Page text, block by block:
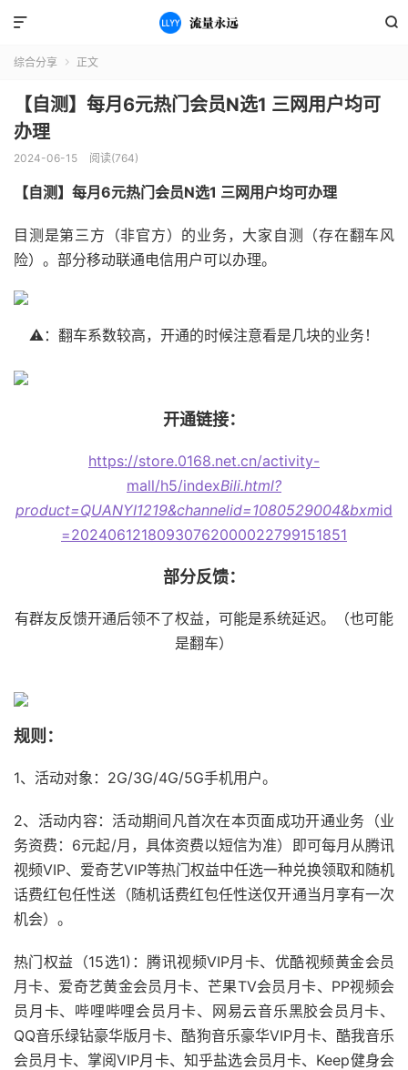


综合分享  正文
【自测】每月6元热门会员N选1 三网用户均可
办理
2024-06-15 阅读(764)
【自测】每月6元热门会员N选1 三网用户均可办理
目测是第三方（非官方）的业务，大家自测（存在翻车风
险）。部分移动联通电信用户可以办理。
⚠️：翻车系数较高，开通的时候注意看是几块的业务！
开通链接：
https://store.0168.net.cn/activity-
mall/h5/indexBili.html?
product=QUANYI1219&channelid=1080529004&bxmid
=20240612180930762000022799151851
部分反馈：
有群友反馈开通后领不了权益，可能是系统延迟。（也可能
是翻车）
规则：
1、活动对象：2G/3G/4G/5G手机用户。
2、活动内容：活动期间凡首次在本页面成功开通业务（业
务资费：6元起/月，具体资费以短信为准）即可每月从腾讯
视频VIP、爱奇艺VIP等热门权益中任选一种兑换领取和随机
话费红包任性送（随机话费红包任性送仅开通当月享有一次
机会）。
热门权益（15选1)：腾讯视频VIP月卡、优酷视频黄金会员
月卡、爱奇艺黄金会员月卡、芒果TV会员月卡、PP视频会
员月卡、哔哩哔哩会员月卡、网易云音乐黑胶会员月卡、
QQ音乐绿钻豪华版月卡、酷狗音乐豪华VIP月卡、酷我音乐
会员月卡、掌阅VIP月卡、知乎盐选会员月卡、Keep健身会